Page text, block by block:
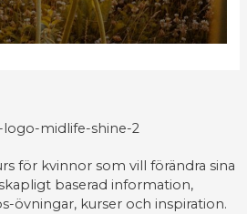
för kvinnor som vill förändra sina
baserad information,
övningar, kurser och inspiration.